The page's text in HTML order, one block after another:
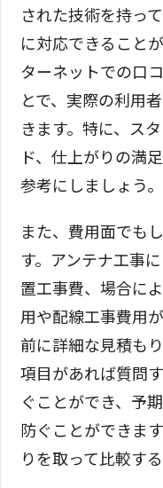
された技術を持っ
に対応できること
ターネットでの口
とで、実際の利用
きます。特に、ス
ド、仕上がりの満
参考にしましょう。
また、費用面でも
す。アンテナ工事
置工事費、場合に
用や配線工事費用
前に詳細な見積も
項目があれば質問
ぐことができ、予
防ぐことができま
りを取って比較す